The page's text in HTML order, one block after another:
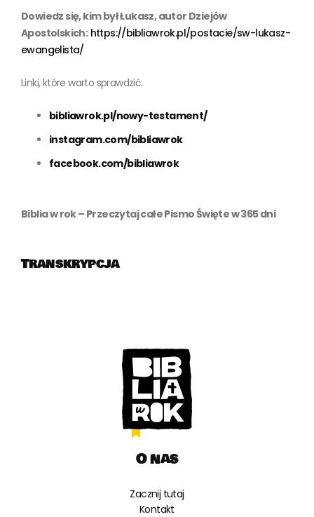
Dowiedz się, kim był Łukasz, autor Dziejów
Apostolskich: https://bibliawrok.pl/postacie/sw-lukasz-
ewangelista/
Linki, które warto sprawdzić:
bibliawrok.pl/nowy-testament/
instagram.com/bibliawrok
facebook.com/bibliawrok
Biblia w rok – Przeczytaj całe Pismo Święte w 365 dni
Transkrypcja
O nas
Zacznij tutaj
Kontakt